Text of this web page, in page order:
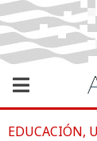
EDUCACIÓN,